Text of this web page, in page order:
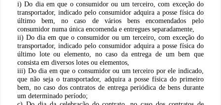
i) Do dia em que o consumidor ou um terceiro, com exceção do
transportador, indicado pelo consumidor adquira a posse física do
último bem, no caso de vários bens encomendados pelo
consumidor numa única encomenda e entregues separadamente,
ii) Do dia em que o consumidor ou um terceiro, com exceção do
transportador, indicado pelo consumidor adquira a posse física do
último lote ou elemento, no caso da entrega de um bem que
consista em diversos lotes ou elementos,
iii) Do dia em que o consumidor ou um terceiro por ele indicado,
que não seja o transportador, adquira a posse física do primeiro
bem, no caso dos contratos de entrega periódica de bens durante
um determinado período;